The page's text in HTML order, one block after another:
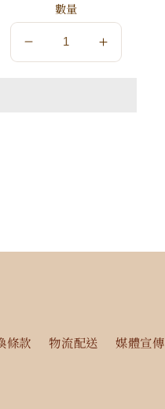
數量
條款 物流配送 媒體宣傳